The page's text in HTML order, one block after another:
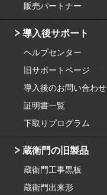
販売パートナー
導入後サポート
ヘルプセンター
旧サポートページ
導入後のお問い合わせ
証明書一覧
下取りプログラム
蔵衛門の旧製品
蔵衛門工事黒板
蔵衛門出来形